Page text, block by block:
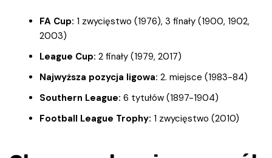
FA Cup: 1 zwycięstwo (1976), 3 finały (1900, 1902,
2003)
League Cup: 2 finały (1979, 2017)
Najwyższa pozycja ligowa: 2. miejsce (1983-84)
Southern League: 6 tytułów (1897-1904)
Football League Trophy: 1 zwycięstwo (2010)